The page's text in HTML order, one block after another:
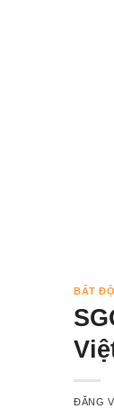
BẤT
ĐĂNG